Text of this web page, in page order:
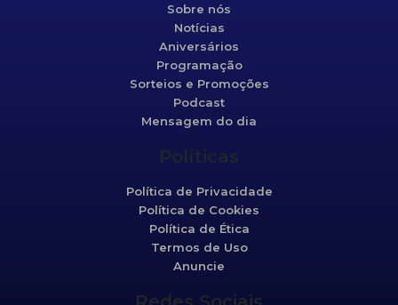
Sobre nós
Notícias
Aniversários
Programação
Sorteios e Promoções
Podcast
Mensagem do dia
Políticas
Política de Privacidade
Política de Cookies
Política de Ética
Termos de Uso
Anuncie